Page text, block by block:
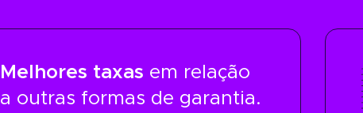
Melhores taxas em relação
a outras formas de garantia.